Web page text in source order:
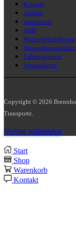
Kontakt
Anfahrt
Impressum
AGB
Widerrufsbelehrung
Zahlungsarten
Versandarten
Copyright © 2026
Transporte.
Vertrag widerrufen
Start
Shop
Warenkorb
Kontakt